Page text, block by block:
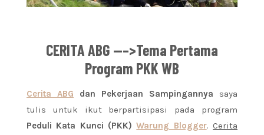
CERITA ABG —–>Tema Pertama
Program PKK WB
Cerita ABG dan Pekerjaan Sampingannya saya
tulis untuk ikut berpartisipasi pada program
Peduli Kata Kunci (PKK) Warung Blogger.Cerita